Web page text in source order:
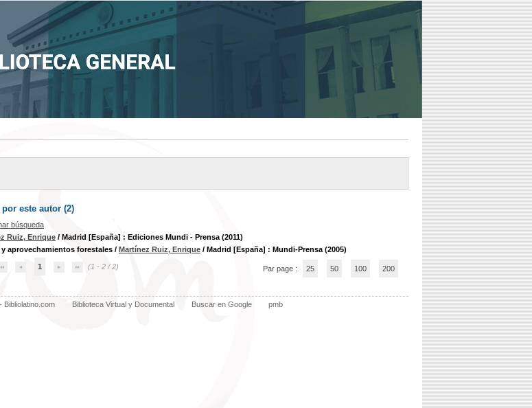
este autor (2)
búsqueda
Ruiz, Enrique / Madrid [España] : Ediciones Mundi - Prensa (2011)
aprovechamientos forestales / Martínez Ruiz, Enrique / Madrid [España] : Mundi-Prensa (2005)
1 (1 - 2 / 2) Par page : 25 50 100 200
Bibliolatino.com Biblioteca Virtual y Documental Buscar en Google pmb